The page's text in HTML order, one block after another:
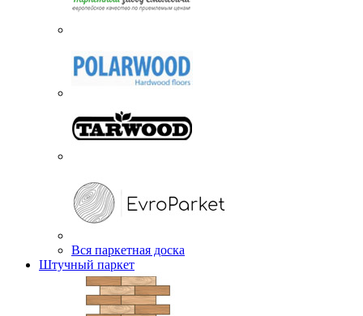
Вся паркетная доска
Штучный паркет